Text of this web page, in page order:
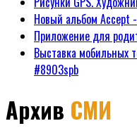
Новый альбом Accept
Приложение для
Выставка мобильных
#8903spb
Архив СМИ